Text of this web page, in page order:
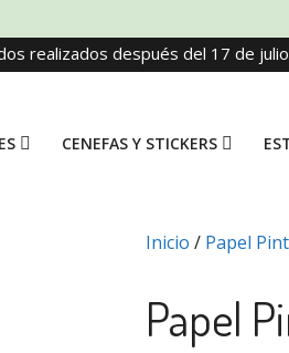
realizados después del 17 de
CENEFAS Y STICKERS
Inicio / Papel
Papel